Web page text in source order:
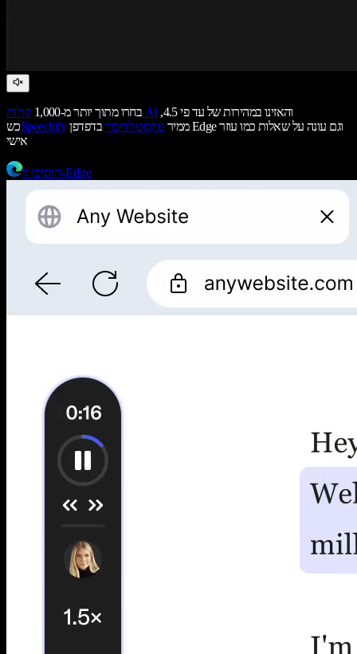
בחרו מתוך יותר מ-1,000 קולות AIוהאזינו במהירות של עד פי 4.5,
כשSpeechify ממיר טקסט לדיבורבדפדפן Edge וגם עונה על שאלות כמו עוזר
אישי
הוסיפו ל-Edge